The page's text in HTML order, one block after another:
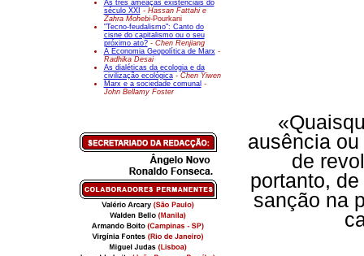
As três ameaças existenciais do
século XXI - Hassan Fattahi e
Zahra Mohebi-Pourkani
"Tecno-feudalismo": Canto do
cisne do capitalismo ou o seu
próximo ato? - Chen Renjiang
A Economia Geopolítica de Marx-
Radhika Desai
As dialéticas da ecologia e da
civilização ecológica - Chen Yiwen
Marx e a sociedade comunal -
John Bellamy Foster
ausência
de
portanto,
sanção na